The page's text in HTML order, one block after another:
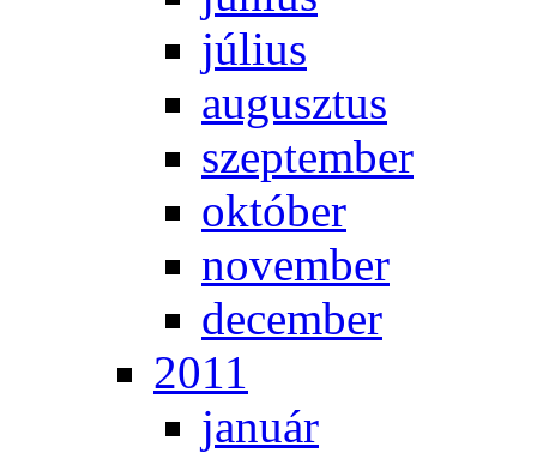
jú­li­us
au­gusz­tus
szep­tem­ber
ok­tó­ber
no­vem­ber
de­cem­ber
2011
ja­nu­ár